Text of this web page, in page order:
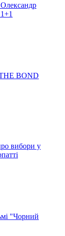
Олександр
BOND
вибори у
"Чорний